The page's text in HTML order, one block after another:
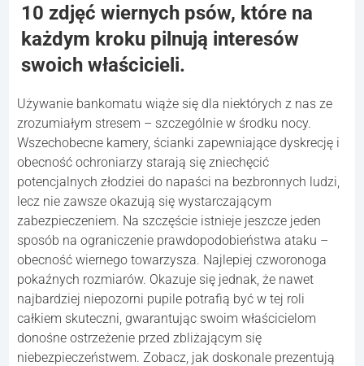
10 zdjęć wiernych psów, które na
każdym kroku pilnują interesów
swoich właścicieli.
Używanie bankomatu wiąże się dla niektórych z nas ze
zrozumiałym stresem – szczególnie w środku nocy.
Wszechobecne kamery, ścianki zapewniające dyskrecję i
obecność ochroniarzy starają się zniechęcić
potencjalnych złodziei do napaści na bezbronnych ludzi,
lecz nie zawsze okazują się wystarczającym
zabezpieczeniem. Na szczęście istnieje jeszcze jeden
sposób na ograniczenie prawdopodobieństwa ataku –
obecność wiernego towarzysza. Najlepiej czworonoga
pokaźnych rozmiarów. Okazuje się jednak, że nawet
najbardziej niepozorni pupile potrafią być w tej roli
całkiem skuteczni, gwarantując swoim właścicielom
donośne ostrzeżenie przed zbliżającym się
niebezpieczeństwem. Zobacz, jak doskonale prezentują